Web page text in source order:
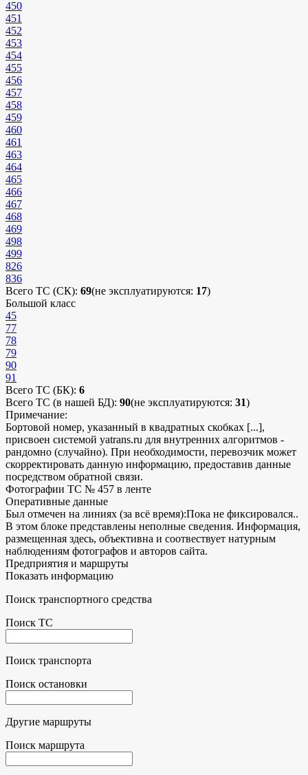
450
451
452
453
454
455
456
457
458
459
460
461
463
464
465
466
467
468
469
498
499
826
836
Всего ТС (СК): 69(не эксплуатируются: 17)
Большой класс
45
77
78
79
90
91
Всего ТС (БК): 6
Всего ТС (в нашей БД): 90(не эксплуатируются: 31)
Примечание:
Бортовой номер, указанный в квадратных скобках [...],
присвоен системой yatrans.ru для внутренних алгоритмов -
рандомно (случайно). При необходимости, перевозчик может
скорректировать данную информацию, предоставив данные
посредством обратной связи.
Фотографии ТС № 457 в ленте
Оперативные данные
Был отмечен на линиях (за всё время):Пока не фиксировался..
В этом блоке представлены неполные сведения. Информация,
размещенная здесь, объективна и соотвествует натурным
наблюдениям фотографов и авторов сайта.
Предприятия и маршруты
Показать информацию
Поиск транспортного средства
Поиск ТС
Поиск транспорта
Поиск остановки
Другие маршруты
Поиск маршрута